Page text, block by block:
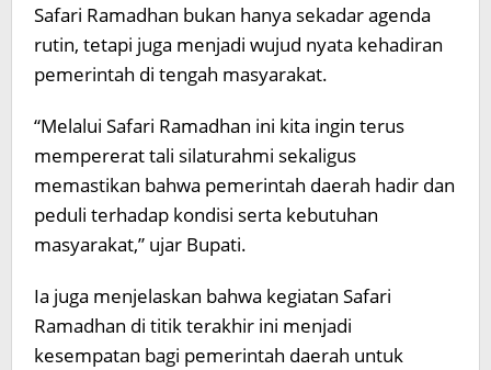
Safari Ramadhan bukan hanya sekadar agenda
rutin, tetapi juga menjadi wujud nyata kehadiran
pemerintah di tengah masyarakat.
“Melalui Safari Ramadhan ini kita ingin terus
mempererat tali silaturahmi sekaligus
memastikan bahwa pemerintah daerah hadir dan
peduli terhadap kondisi serta kebutuhan
masyarakat,” ujar Bupati.
Ia juga menjelaskan bahwa kegiatan Safari
Ramadhan di titik terakhir ini menjadi
kesempatan bagi pemerintah daerah untuk